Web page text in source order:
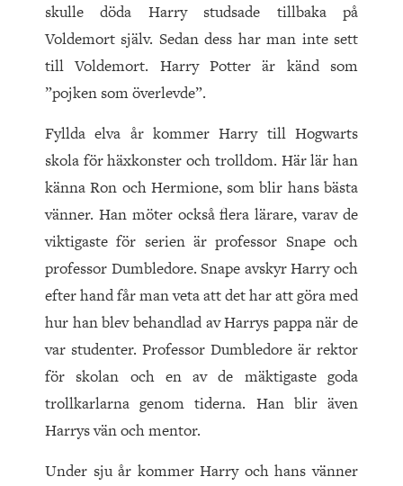
skulle döda Harry studsade tillbaka på
Voldemort själv. Sedan dess har man inte sett
till Voldemort. Harry Potter är känd som
”pojken som överlevde”.
Fyllda elva år kommer Harry till Hogwarts
skola för häxkonster och trolldom. Här lär han
känna Ron och Hermione, som blir hans bästa
vänner. Han möter också flera lärare, varav de
viktigaste för serien är professor Snape och
professor Dumbledore. Snape avskyr Harry och
efter hand får man veta att det har att göra med
hur han blev behandlad av Harrys pappa när de
var studenter. Professor Dumbledore är rektor
för skolan och en av de mäktigaste goda
trollkarlarna genom tiderna. Han blir även
Harrys vän och mentor.
Under sju år kommer Harry och hans vänner